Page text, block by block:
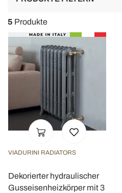
5 Produkte
VIADURINI RADIATORS
Dekorierter hydraulischer
Gusseisenheizkörper mit 3